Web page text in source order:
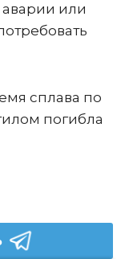
аварии или
сплава по
погибла